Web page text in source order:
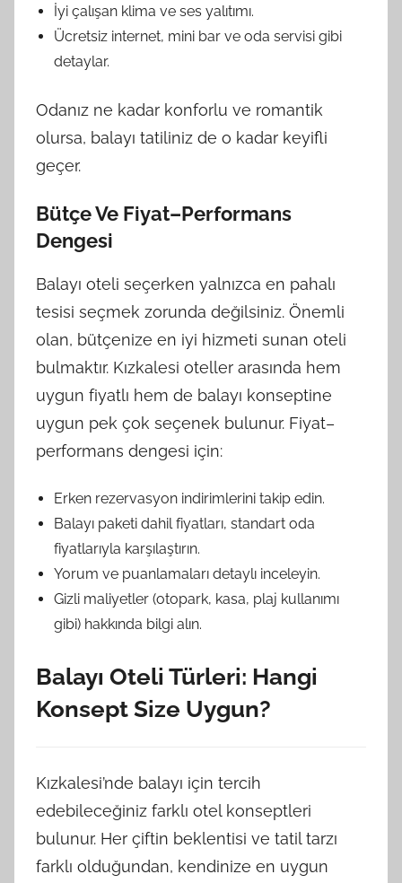
İyi çalışan klima ve ses yalıtımı.
Ücretsiz internet, mini bar ve oda servisi gibi
detaylar.
Odanız ne kadar konforlu ve romantik
olursa, balayı tatiliniz de o kadar keyifli
geçer.
Bütçe Ve Fiyat–Performans
Dengesi
Balayı oteli seçerken yalnızca en pahalı
tesisi seçmek zorunda değilsiniz. Önemli
olan, bütçenize en iyi hizmeti sunan oteli
bulmaktır. Kızkalesi oteller arasında hem
uygun fiyatlı hem de balayı konseptine
uygun pek çok seçenek bulunur. Fiyat–
performans dengesi için:
Erken rezervasyon indirimlerini takip edin.
Balayı paketi dahil fiyatları, standart oda
fiyatlarıyla karşılaştırın.
Yorum ve puanlamaları detaylı inceleyin.
Gizli maliyetler (otopark, kasa, plaj kullanımı
gibi) hakkında bilgi alın.
Balayı Oteli Türleri: Hangi
Konsept Size Uygun?
Kızkalesi’nde balayı için tercih
edebileceğiniz farklı otel konseptleri
bulunur. Her çiftin beklentisi ve tatil tarzı
farklı olduğundan, kendinize en uygun